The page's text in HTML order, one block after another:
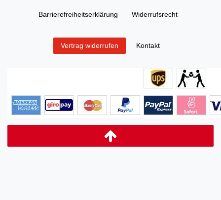
Barrierefreiheitserklärung Widerrufs­recht
Vertrag widerrufen Kontakt